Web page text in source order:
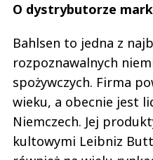
O dystrybutorze
Bahlsen to jedna z
rozpoznawalnych
spożywczych. Firma
wieku, a obecnie jest
Niemczech. Jej
kultowymi Leibniz